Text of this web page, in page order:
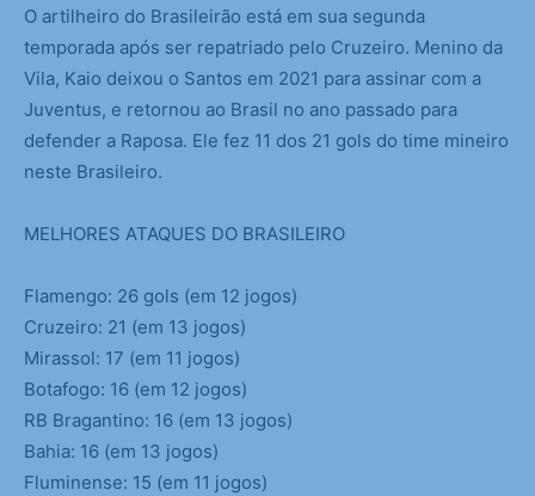
O artilheiro do Brasileirão está em sua segunda
temporada após ser repatriado pelo Cruzeiro. Menino da
Vila, Kaio deixou o Santos em 2021 para assinar com a
Juventus, e retornou ao Brasil no ano passado para
defender a Raposa. Ele fez 11 dos 21 gols do time mineiro
neste Brasileiro.
MELHORES ATAQUES DO BRASILEIRO
Flamengo: 26 gols (em 12 jogos)
Cruzeiro: 21 (em 13 jogos)
Mirassol: 17 (em 11 jogos)
Botafogo: 16 (em 12 jogos)
RB Bragantino: 16 (em 13 jogos)
Bahia: 16 (em 13 jogos)
Fluminense: 15 (em 11 jogos)